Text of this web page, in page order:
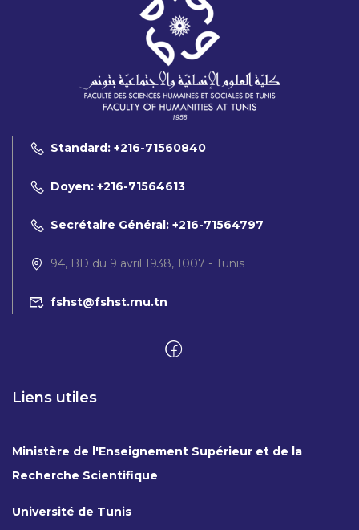
Standard: +216-71560840
Doyen: +216-71564613
Secrétaire Général: +216-71564797
94, BD du 9 avril 1938, 1007 - Tunis
fshst@fshst.rnu.tn
Liens utiles
Ministère de l'Enseignement Supérieur et de la
Recherche Scientifique
Université de Tunis